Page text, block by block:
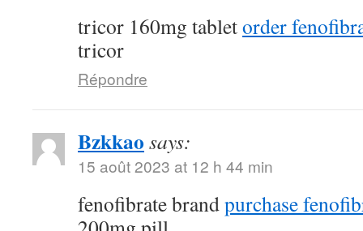
tricor 160mg tabletorder
tricor
Répondre
Bzkkao says:
15 août 2023 at 12 h 44 min
fenofibrate brandpurchase